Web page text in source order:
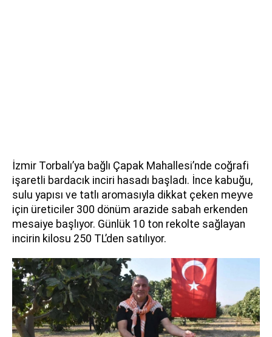
İzmir Torbalı’ya bağlı Çapak Mahallesi’nde coğrafi
işaretli bardacık inciri hasadı başladı. İnce kabuğu,
sulu yapısı ve tatlı aromasıyla dikkat çeken meyve
için üreticiler 300 dönüm arazide sabah erkenden
mesaiye başlıyor. Günlük 10 ton rekolte sağlayan
incirin kilosu 250 TL’den satılıyor.